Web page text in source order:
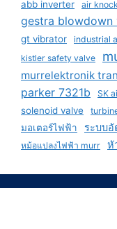
abb inverter air
gestra blowdown
gt vibrator
industrial
kistler safety valve
murrelektronik
parker 7321b SK
solenoid valve
มอเตอร์ไฟฟ้า ระบบ
หม้อแปลงไฟฟ้า murr หั